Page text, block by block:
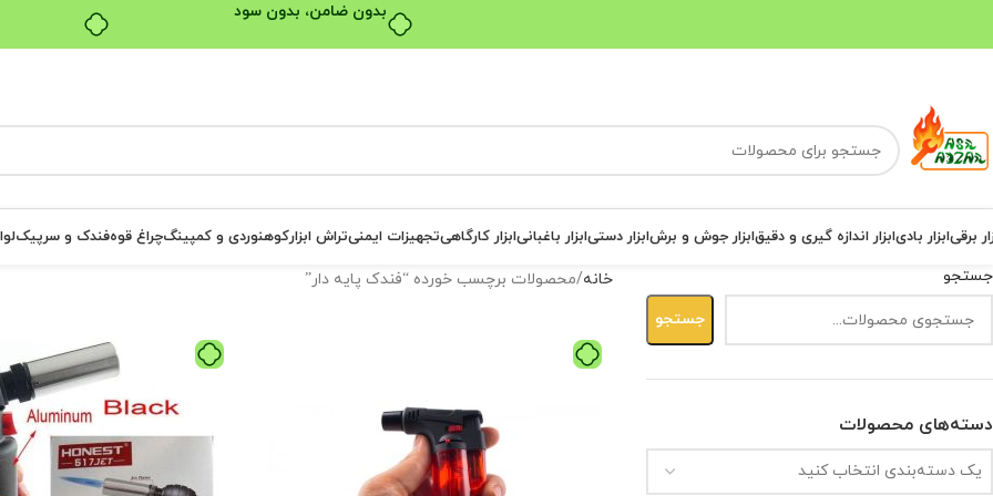
بدون ضامن، بدون سود
برقیابزار بادیابزار اندازه گیری و دقیقابزار جوش و برشابزار دستیابزار باغبانیابزار کارگاهیتجهیزات ایمنیتراش ابزارکوهنوردی و کمپینگچراغ قوهفندک و سرپیک
جستجو
جستجو
دسته‌های محصولات
یک دسته‌بندی انتخاب کنید
خانه محصولات برچسب خورده “فندک پایه دار”